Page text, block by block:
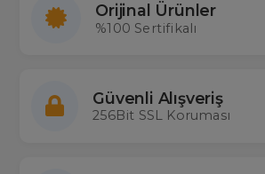
Orijinal Ürünler
%100 Sertifikalı
Güvenli Alışveriş
256Bit SSL Koruması